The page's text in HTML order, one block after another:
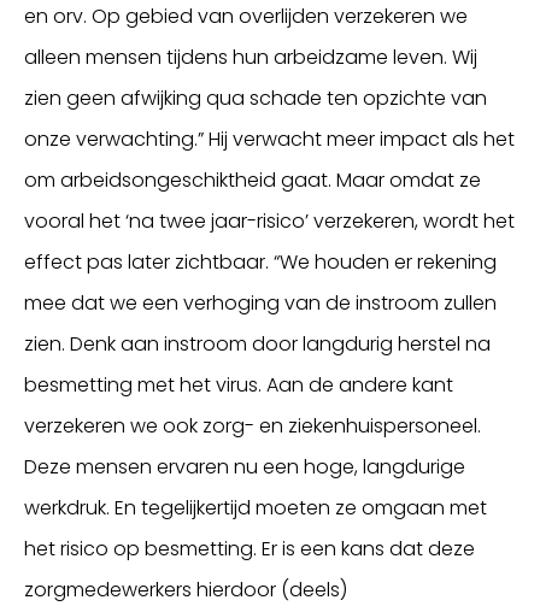
en orv. Op gebied van overlijden verzekeren we
alleen mensen tijdens hun arbeidzame leven. Wij
zien geen afwijking qua schade ten opzichte van
onze verwachting.” Hij verwacht meer impact als het
om arbeidsongeschiktheid gaat. Maar omdat ze
vooral het ‘na twee jaar-risico’ verzekeren, wordt het
effect pas later zichtbaar. “We houden er rekening
mee dat we een verhoging van de instroom zullen
zien. Denk aan instroom door langdurig herstel na
besmetting met het virus. Aan de andere kant
verzekeren we ook zorg- en ziekenhuispersoneel.
Deze mensen ervaren nu een hoge, langdurige
werkdruk. En tegelijkertijd moeten ze omgaan met
het risico op besmetting. Er is een kans dat deze
zorgmedewerkers hierdoor (deels)